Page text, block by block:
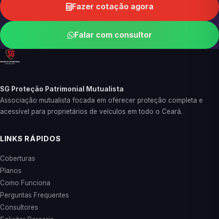
Fazer cotação agora
Falar com consultor
SG Proteção Patrimonial Mutualista
Associação mutualista focada em oferecer proteção completa e
acessível para proprietários de veículos em todo o Ceará.
LINKS RÁPIDOS
Coberturas
Planos
Como Funciona
Perguntas Frequentes
Consultores